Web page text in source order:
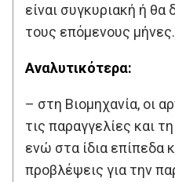
είναι συγκυριακή ή
τους επόμενους μήνες.
Αναλυτικότερα:
– στη Βιομηχανία, οι
τις παραγγελίες και
ενώ στα ίδια επίπεδα
προβλέψεις για την